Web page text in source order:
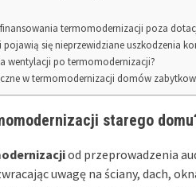
termomodernizacji poza
się nieprzewidziane uszkodzenia
wentylacji po termomodernizacji?
w termomodernizacji domów
starego
od przeprowadzenia
uwagę na ściany, dach,